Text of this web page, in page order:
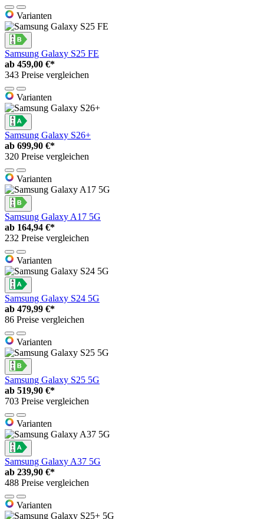
Varianten
Samsung Galaxy S25 FE
ab 459,00 €*
343 Preise vergleichen
Varianten
Samsung Galaxy S26+
ab 699,90 €*
320 Preise vergleichen
Varianten
Samsung Galaxy A17 5G
ab 164,94 €*
232 Preise vergleichen
Varianten
Samsung Galaxy S24 5G
ab 479,99 €*
86 Preise vergleichen
Varianten
Samsung Galaxy S25 5G
ab 519,90 €*
703 Preise vergleichen
Varianten
Samsung Galaxy A37 5G
ab 239,90 €*
488 Preise vergleichen
Varianten